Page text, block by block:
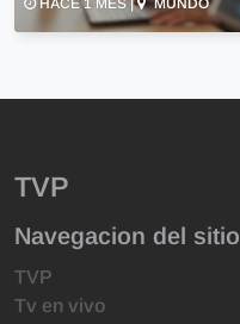
TVP
Navegacion del sitio
TVP
Tv en vivo